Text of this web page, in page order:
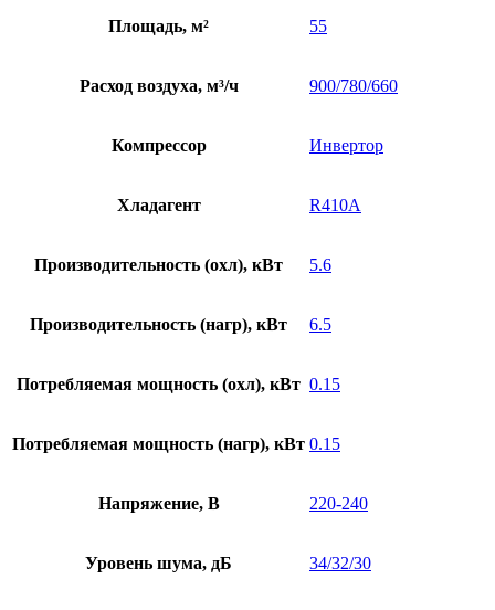
Площадь, м² 55
Расход воздуха, м³/ч 900/780/660
Компрессор Инвертор
Хладагент R410A
Производительность (охл), кВт 5.6
Производительность (нагр), кВт 6.5
Потребляемая мощность (охл), кВт 0.15
Потребляемая мощность (нагр), кВт 0.15
Напряжение, В 220-240
Уровень шума, дБ 34/32/30